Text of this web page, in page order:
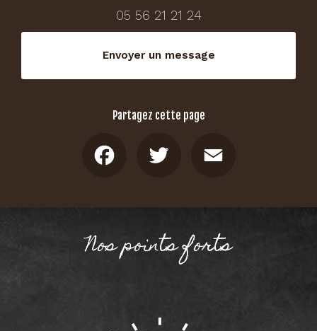
05 56 21 21 24
Envoyer un message
Partagez cette page
Nos points forts